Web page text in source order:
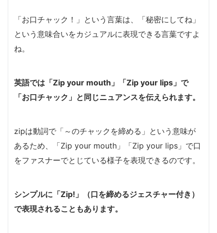
「お口チャック！」という言葉は、「秘密にしてね」
という意味合いをカジュアルに表現できる言葉ですよ
ね。
英語では「Zip your mouth」「Zip your lips」で
「お口チャック」と同じニュアンスを伝えられます。
zipは動詞で「～のチャックを締める」という意味が
あるため、「Zip your mouth」「Zip your lips」で口
をファスナーでとじている様子を表現できるのです。
シンプルに「Zip!」（口を締めるジェスチャー付き）
で表現されることもあります。